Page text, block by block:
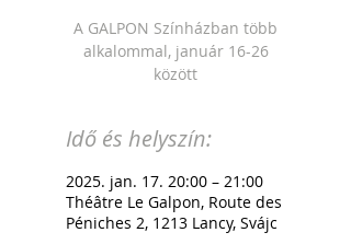
A GALPON Színházban több
alkalommal, január 16-26
között
Idő és helyszín:
2025. jan. 17. 20:00 – 21:00
Théâtre Le Galpon, Route des
Péniches 2, 1213 Lancy, Svájc